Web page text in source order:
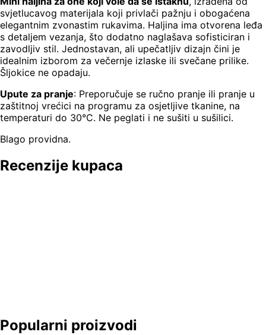
svjetlucavog materijala koji privlači pažnju i obogaćena
elegantnim zvonastim rukavima. Haljina ima otvorena leđa
s detaljem vezanja, što dodatno naglašava sofisticiran i
zavodljiv stil. Jednostavan, ali upečatljiv dizajn čini je
idealnim izborom za večernje izlaske ili svečane prilike.
Šljokice ne opadaju.
Upute za pranje: Preporučuje se ručno pranje ili pranje u
zaštitnoj vrećici na programu za osjetljive tkanine, na
temperaturi do 30°C. Ne peglati i ne sušiti u sušilici.
Blago providna.
Recenzije kupaca
Popularni proizvodi